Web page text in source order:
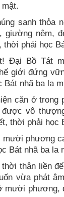
mật.
sanh thỏa
giường nệm,
thời phải học
Đại Bồ Tát
giới đứng
Bát nhã ba la
căn ở trong
vô
thời phải học
phương
Bát nhã ba la
thân liền
vừa phát
mười phương,